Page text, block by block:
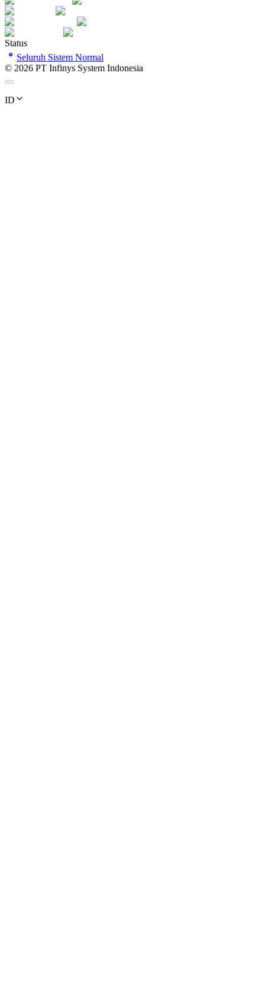
Status
Seluruh Sistem Normal
© 2026 PT Infinys System Indonesia
ID